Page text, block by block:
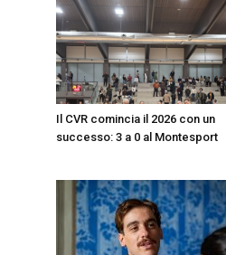
Il CVR comincia il 2026 con un
successo: 3 a 0 al Montesport